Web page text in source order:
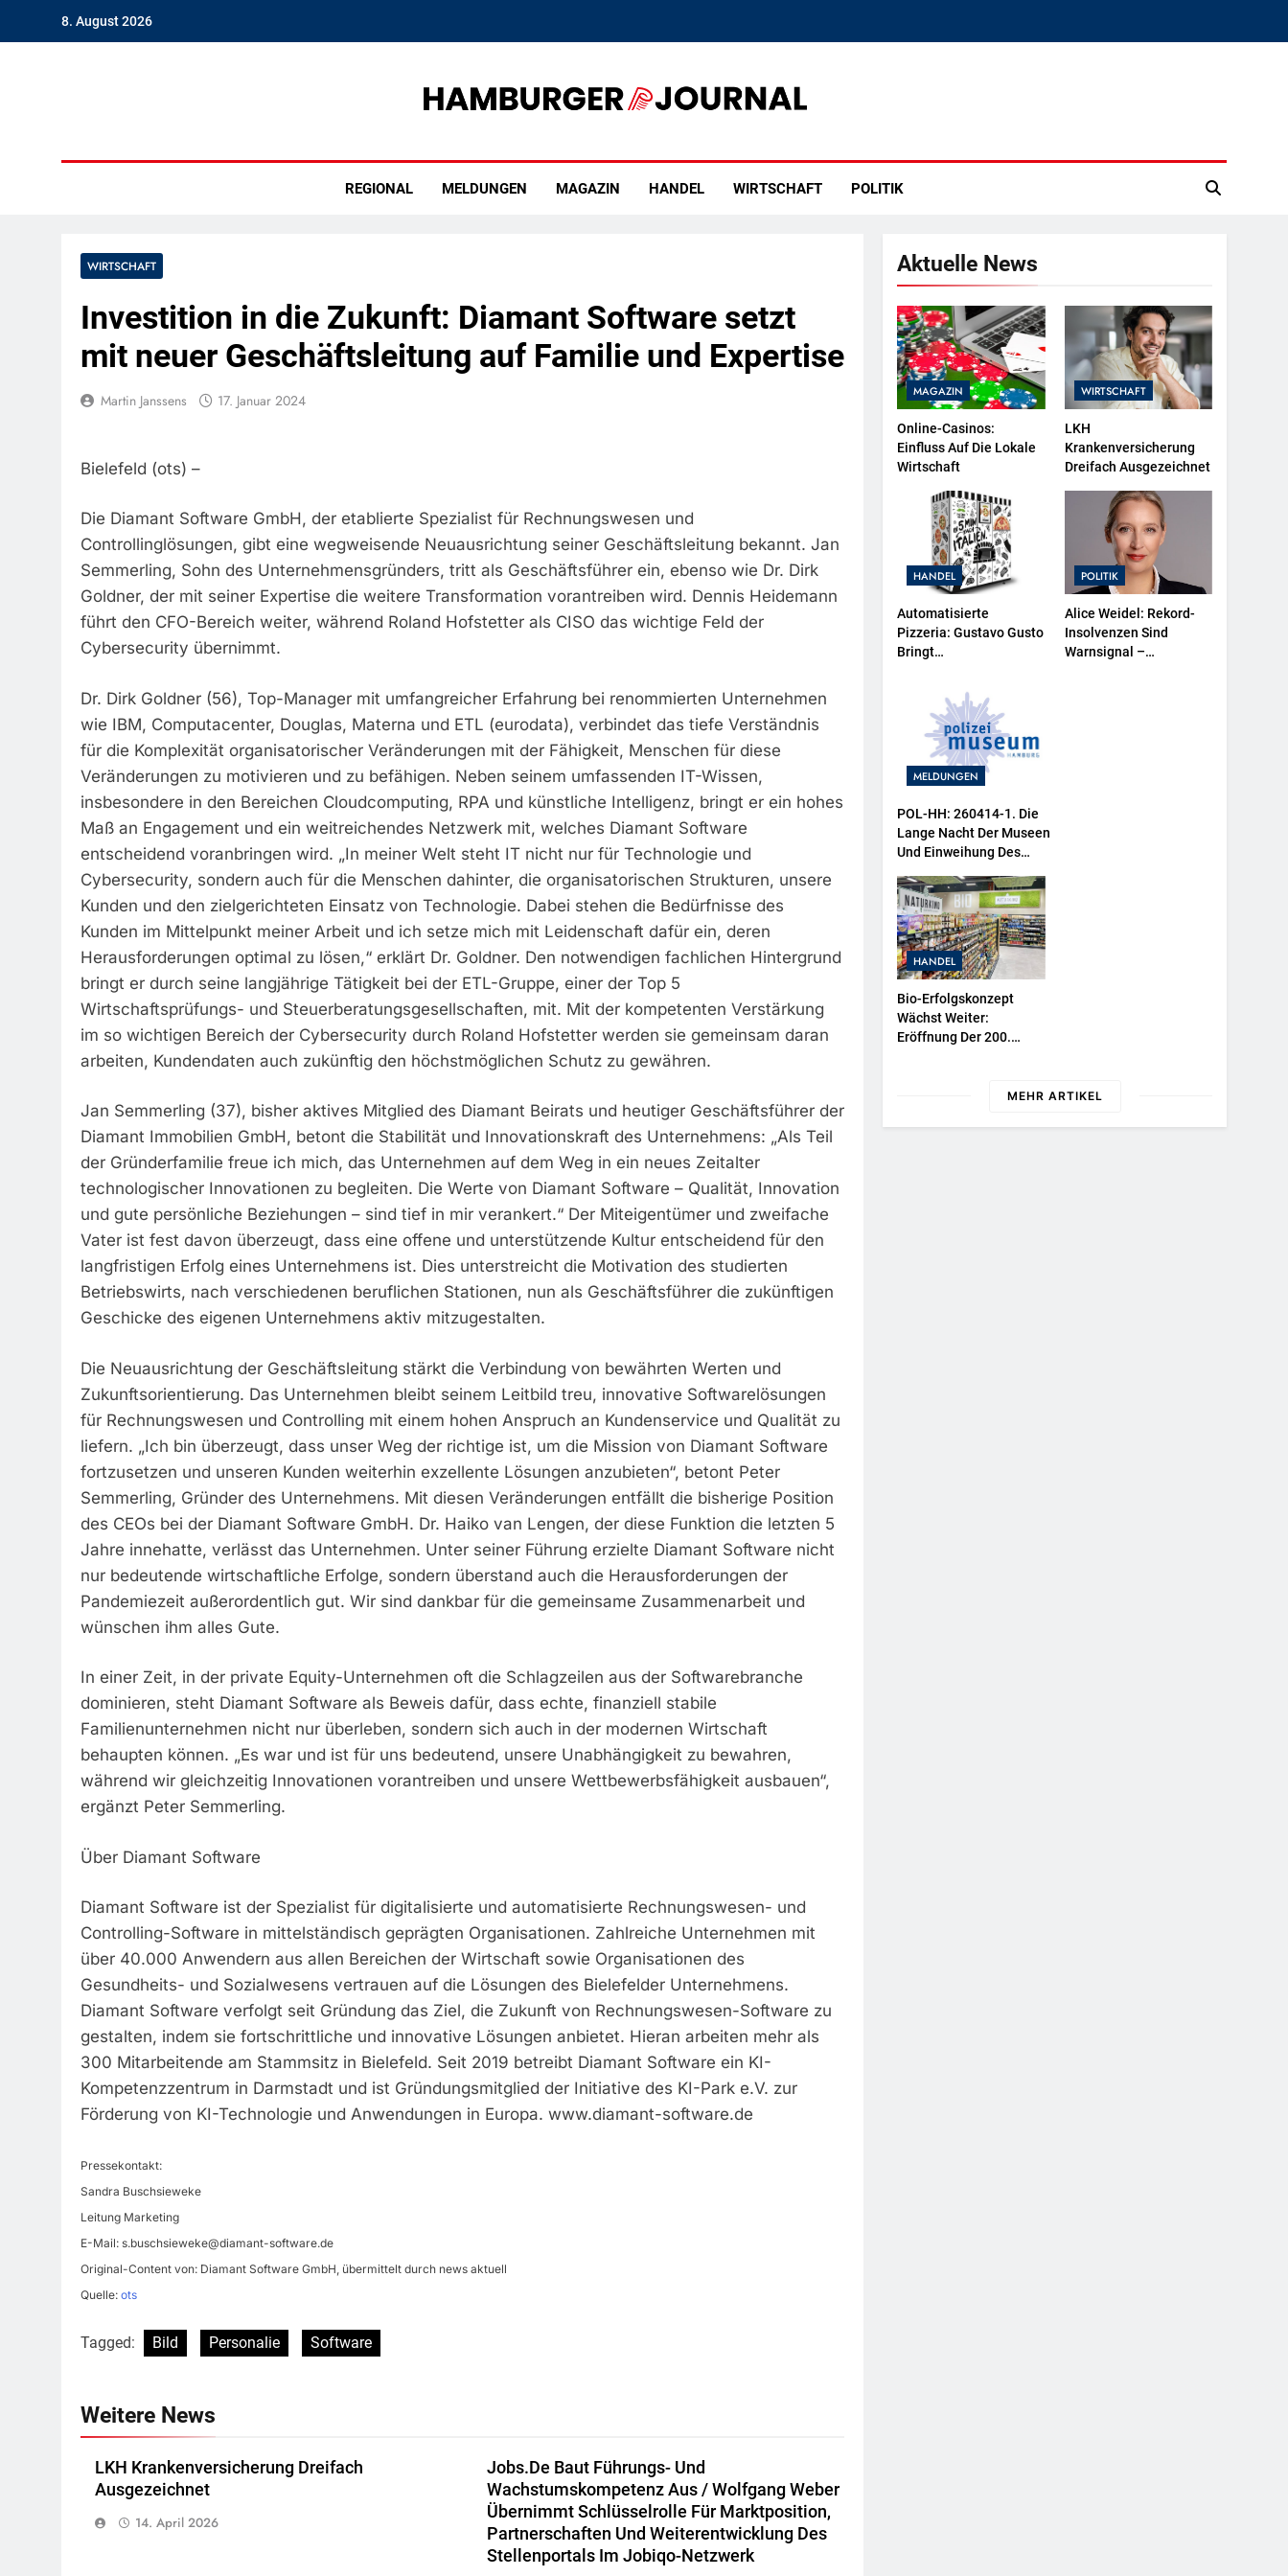
8. August 2026
REGIONAL MELDUNGEN MAGAZIN HANDEL WIRTSCHAFT POLITIK
WIRTSCHAFT
Investition in die Zukunft: Diamant Software setzt
mit neuer Geschäftsleitung auf Familie und Expertise
Martin Janssens 17. Januar 2024
Bielefeld (ots) –
Die Diamant Software GmbH, der etablierte Spezialist für Rechnungswesen und
Controllinglösungen, gibt eine wegweisende Neuausrichtung seiner Geschäftsleitung bekannt. Jan
Semmerling, Sohn des Unternehmensgründers, tritt als Geschäftsführer ein, ebenso wie Dr. Dirk
Goldner, der mit seiner Expertise die weitere Transformation vorantreiben wird. Dennis Heidemann
führt den CFO-Bereich weiter, während Roland Hofstetter als CISO das wichtige Feld der
Cybersecurity übernimmt.
Dr. Dirk Goldner (56), Top-Manager mit umfangreicher Erfahrung bei renommierten Unternehmen
wie IBM, Computacenter, Douglas, Materna und ETL (eurodata), verbindet das tiefe Verständnis
für die Komplexität organisatorischer Veränderungen mit der Fähigkeit, Menschen für diese
Veränderungen zu motivieren und zu befähigen. Neben seinem umfassenden IT-Wissen,
insbesondere in den Bereichen Cloudcomputing, RPA und künstliche Intelligenz, bringt er ein hohes
Maß an Engagement und ein weitreichendes Netzwerk mit, welches Diamant Software
entscheidend voranbringen wird. „In meiner Welt steht IT nicht nur für Technologie und
Cybersecurity, sondern auch für die Menschen dahinter, die organisatorischen Strukturen, unsere
Kunden und den zielgerichteten Einsatz von Technologie. Dabei stehen die Bedürfnisse des
Kunden im Mittelpunkt meiner Arbeit und ich setze mich mit Leidenschaft dafür ein, deren
Herausforderungen optimal zu lösen,“ erklärt Dr. Goldner. Den notwendigen fachlichen Hintergrund
bringt er durch seine langjährige Tätigkeit bei der ETL-Gruppe, einer der Top 5
Wirtschaftsprüfungs- und Steuerberatungsgesellschaften, mit. Mit der kompetenten Verstärkung
im so wichtigen Bereich der Cybersecurity durch Roland Hofstetter werden sie gemeinsam daran
arbeiten, Kundendaten auch zukünftig den höchstmöglichen Schutz zu gewähren.
Jan Semmerling (37), bisher aktives Mitglied des Diamant Beirats und heutiger Geschäftsführer der
Diamant Immobilien GmbH, betont die Stabilität und Innovationskraft des Unternehmens: „Als Teil
der Gründerfamilie freue ich mich, das Unternehmen auf dem Weg in ein neues Zeitalter
technologischer Innovationen zu begleiten. Die Werte von Diamant Software – Qualität, Innovation
und gute persönliche Beziehungen – sind tief in mir verankert.“ Der Miteigentümer und zweifache
Vater ist fest davon überzeugt, dass eine offene und unterstützende Kultur entscheidend für den
langfristigen Erfolg eines Unternehmens ist. Dies unterstreicht die Motivation des studierten
Betriebswirts, nach verschiedenen beruflichen Stationen, nun als Geschäftsführer die zukünftigen
Geschicke des eigenen Unternehmens aktiv mitzugestalten.
Die Neuausrichtung der Geschäftsleitung stärkt die Verbindung von bewährten Werten und
Zukunftsorientierung. Das Unternehmen bleibt seinem Leitbild treu, innovative Softwarelösungen
für Rechnungswesen und Controlling mit einem hohen Anspruch an Kundenservice und Qualität zu
liefern. „Ich bin überzeugt, dass unser Weg der richtige ist, um die Mission von Diamant Software
fortzusetzen und unseren Kunden weiterhin exzellente Lösungen anzubieten“, betont Peter
Semmerling, Gründer des Unternehmens. Mit diesen Veränderungen entfällt die bisherige Position
des CEOs bei der Diamant Software GmbH. Dr. Haiko van Lengen, der diese Funktion die letzten 5
Jahre innehatte, verlässt das Unternehmen. Unter seiner Führung erzielte Diamant Software nicht
nur bedeutende wirtschaftliche Erfolge, sondern überstand auch die Herausforderungen der
Pandemiezeit außerordentlich gut. Wir sind dankbar für die gemeinsame Zusammenarbeit und
wünschen ihm alles Gute.
In einer Zeit, in der private Equity-Unternehmen oft die Schlagzeilen aus der Softwarebranche
dominieren, steht Diamant Software als Beweis dafür, dass echte, finanziell stabile
Familienunternehmen nicht nur überleben, sondern sich auch in der modernen Wirtschaft
behaupten können. „Es war und ist für uns bedeutend, unsere Unabhängigkeit zu bewahren,
während wir gleichzeitig Innovationen vorantreiben und unsere Wettbewerbsfähigkeit ausbauen“,
ergänzt Peter Semmerling.
Über Diamant Software
Diamant Software ist der Spezialist für digitalisierte und automatisierte Rechnungswesen- und
Controlling-Software in mittelständisch geprägten Organisationen. Zahlreiche Unternehmen mit
über 40.000 Anwendern aus allen Bereichen der Wirtschaft sowie Organisationen des
Gesundheits- und Sozialwesens vertrauen auf die Lösungen des Bielefelder Unternehmens.
Diamant Software verfolgt seit Gründung das Ziel, die Zukunft von Rechnungswesen-Software zu
gestalten, indem sie fortschrittliche und innovative Lösungen anbietet. Hieran arbeiten mehr als
300 Mitarbeitende am Stammsitz in Bielefeld. Seit 2019 betreibt Diamant Software ein KI-
Kompetenzzentrum in Darmstadt und ist Gründungsmitglied der Initiative des KI-Park e.V. zur
Förderung von KI-Technologie und Anwendungen in Europa. www.diamant-software.de
Pressekontakt:
Sandra Buschsieweke
Leitung Marketing
E-Mail: s.buschsieweke@diamant-software.de
Original-Content von: Diamant Software GmbH, übermittelt durch news aktuell
Quelle: ots
Tagged: Bild Personalie Software
Weitere News
LKH Krankenversicherung Dreifach
Ausgezeichnet
14. April 2026
Jobs.de Baut Führungs- Und
Wachstumskompetenz Aus / Wolfgang Weber
Übernimmt Schlüsselrolle Für Marktposition,
Partnerschaften Und Weiterentwicklung Des
Stellenportals Im Jobiqo-Netzwerk
Aktuelle News
MAGAZIN
Online-Casinos:
Einfluss Auf Die Lokale
Wirtschaft
WIRTSCHAFT
LKH
Krankenversicherung
Dreifach Ausgezeichnet
HANDEL
Automatisierte
Pizzeria: Gustavo Gusto
Bringt
„Gustavomat“ An Den
POLITIK
Alice Weidel: Rekord-
Insolvenzen Sind
Warnsignal –
MELDUNGEN
POL-HH: 260414-1. Die
Lange Nacht Der Museen
Und Einweihung Des
Sowie Neuer
Ausstellungsbereiche Im
Polizeimuseum Hamburg
HANDEL
Bio-Erfolgskonzept
Wächst Weiter:
Eröffnung Der 200.
MEHR ARTIKEL